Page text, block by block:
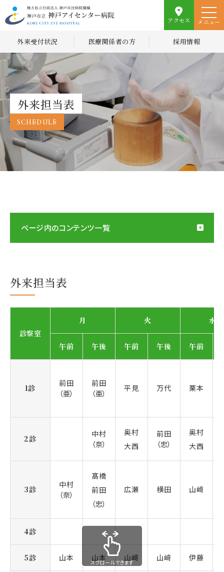
アクセス メニュー
外来受付状況 医療関係者の方 採用情報
外来担当表
SCHEDULE
ページ内のコンテンツ一覧
外来担当表
診察室
月 火 水
午前 午後 午前 午後 午前
1診
前田
（亜）
前田
（亜）
平見 万代 栗本
2診
中村
（奈）
奥村
大西
前田
（忠）
奥村
大西
3診
中村
（奈）
髙橋
前田
（忠）
広瀬 横田 山﨑
4診
5診 山本 山本 山﨑 山﨑 伊藤
スクロールできます